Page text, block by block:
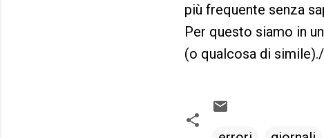
più frequente senza
Per questo siamo in
(o qualcosa di